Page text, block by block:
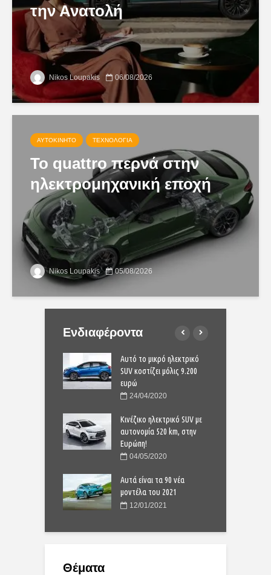
την Ανατολή
Nikos Loupakis 06/08/2026
ΑΥΤΟΚΊΝΗΤΟ ΤΕΧΝΟΛΟΓΊΑ
Το quattro περνά στην
ηλεκτρομηχανική εποχή
Nikos Loupakis 05/08/2026
Ενδιαφέροντα
Αυτό το μικρό ηλεκτρικό
SUV κοστίζει μόλις 9.200
ευρώ
24/04/2020
Κινέζικο ηλεκτρικό SUV με
αυτονομία 520 km, στην
Ευρώπη!
04/05/2020
Αυτά είναι τα 90 νέα
μοντέλα του 2021
12/01/2021
Θέματα